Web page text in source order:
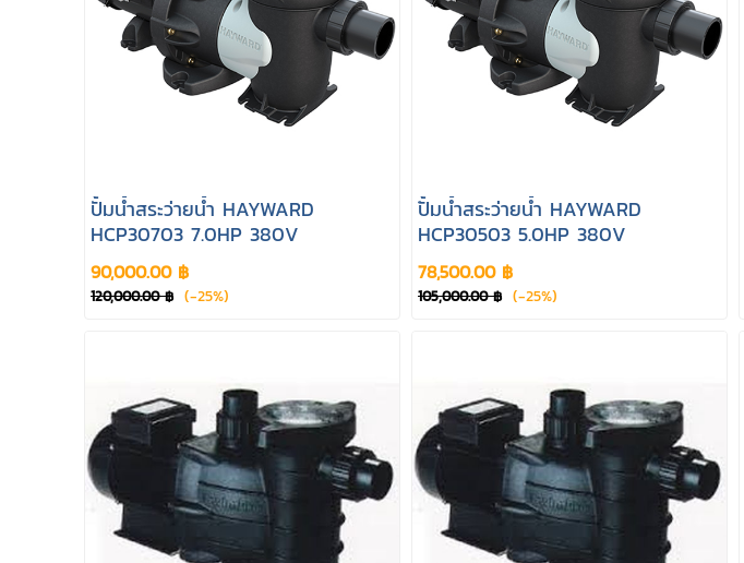
ปั้มน้ำสระว่ายน้ำ HAYWARD
HCP30703 7.0HP 380V
90,000.00 ฿
120,000.00 ฿ (-25%)
ัปั้มน้ำสระว่ายน้ำ HAYWARD
HCP30503 5.0HP 380V
78,500.00 ฿
105,000.00 ฿ (-25%)